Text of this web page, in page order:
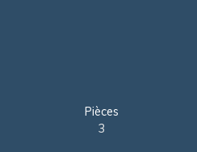
Pièces
3